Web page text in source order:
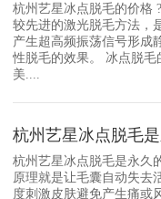
杭州艺星冰点脱毛的价格
较先进的激光脱毛方法，
产生超高频振荡信号形成
性脱毛的效果。 冰点脱
美....
杭州艺星冰点脱毛
杭州艺星冰点脱毛是永久
原理就是让毛囊自动失去
度刺激皮肤避免产生痛或